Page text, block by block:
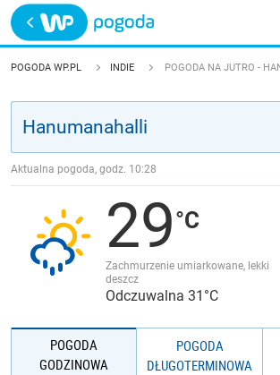
Trwa ładowanie
POLSKA
JAKOŚĆ POWIETRZA
POGODA WP.PL INDIE POGODA NA JUTRO -
Aktualna pogoda, godz. 10:28
29
Zachmurzenie umiarkowane, lekki
deszcz
Odczuwalna 31°C
POGODA
GODZINOWA
POGODA
DŁUGOTERMINOWA